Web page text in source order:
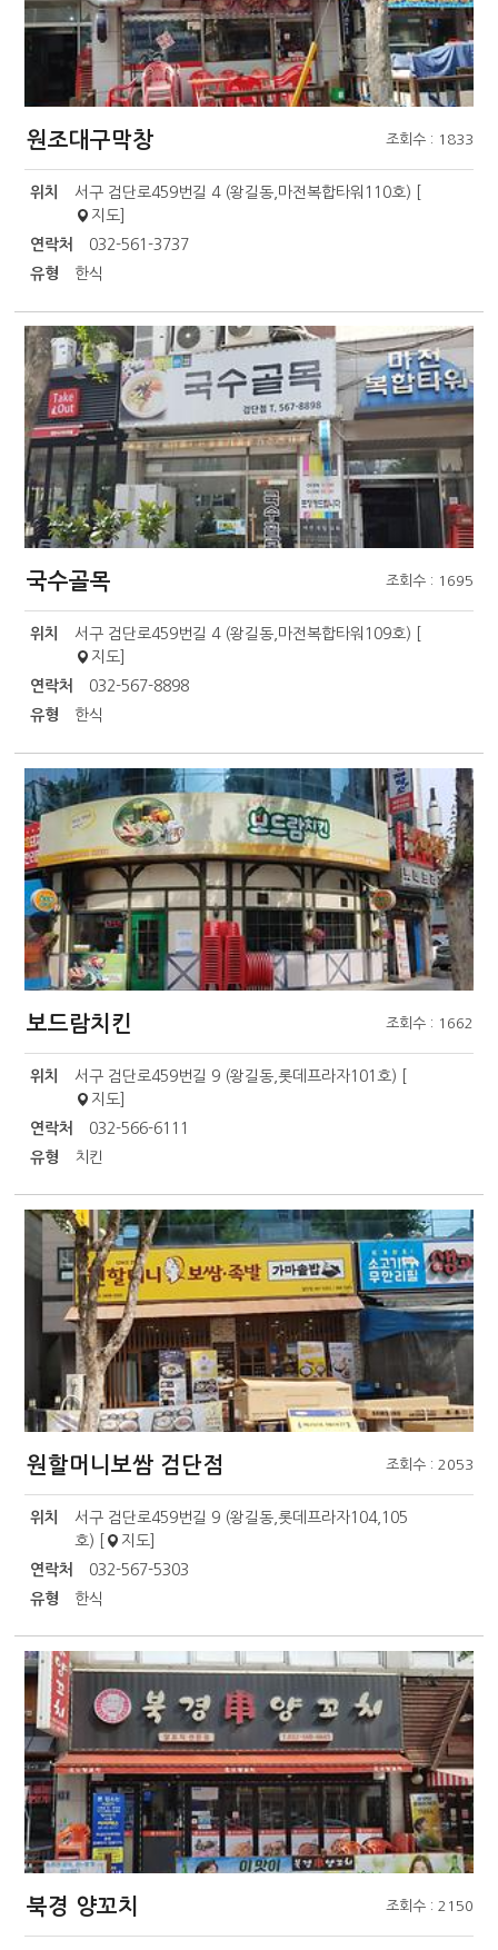
원조대구막창 조회수 : 1833
위치
서구 검단로459번길 4 (왕길동,마전복합타워110호) [
지도]
연락처
032-561-3737
유형
한식
국수골목 조회수 : 1695
위치
서구 검단로459번길 4 (왕길동,마전복합타워109호) [
지도]
연락처
032-567-8898
유형
한식
보드람치킨 조회수 : 1662
위치
서구 검단로459번길 9 (왕길동,롯데프라자101호) [
지도
연락처
032-566-6111
유형
치킨
원할머니보쌈 검단점 조회수 : 2053
위치
서구 검단로459번길 9 (왕길동,롯데프라자104,105
호) [
지도]
연락처
032-567-5303
유형
한식
북경 양꼬치 조회수 : 2150